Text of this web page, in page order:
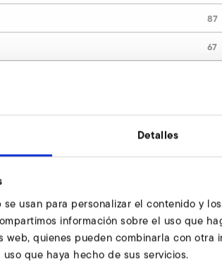
Detalles
usan para personalizar el contenido y
información sobre el uso que
web, quienes pueden combinarla con
que haya hecho de sus servicios.
87
67
montaje en lado de presión
a su entera disposición.